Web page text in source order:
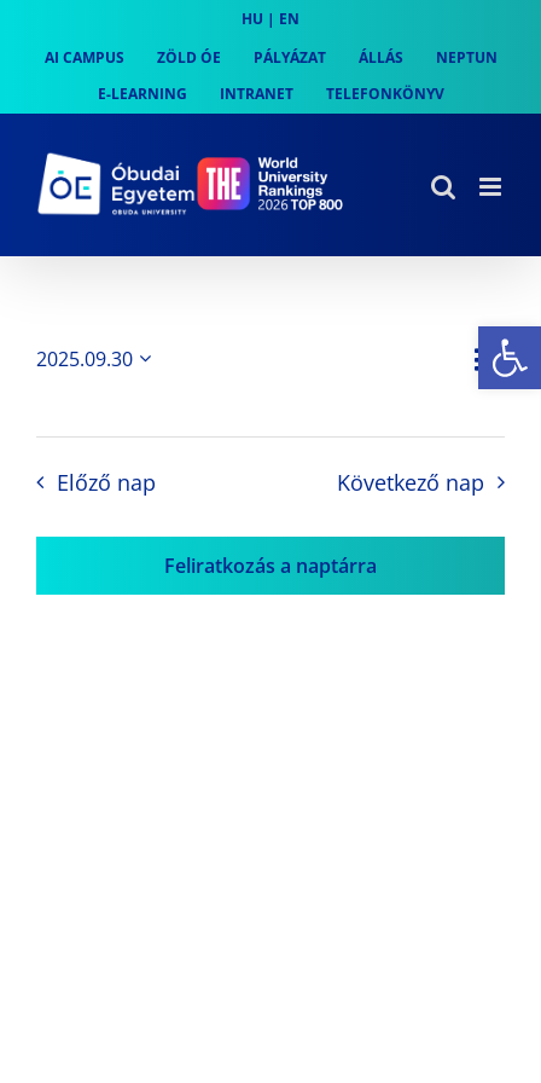
content
HU | EN
AI CAMPUS
ZÖLD ÓE PÁLYÁZAT ÁLLÁS
NEPTUN
E-LEARNING
INTRANET TELEFONKÖNYV
Nap
2025.09.30
Előző nap Következő nap
Feliratkozás a naptárra